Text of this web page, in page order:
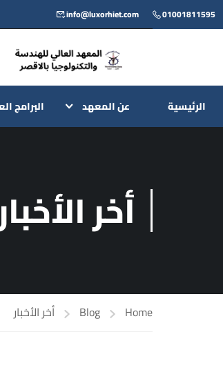
01001811595
info@luxorhiet.com
الرئيسية عن المعهد البرامج
أخر
Home
Blog أخر الأخبار